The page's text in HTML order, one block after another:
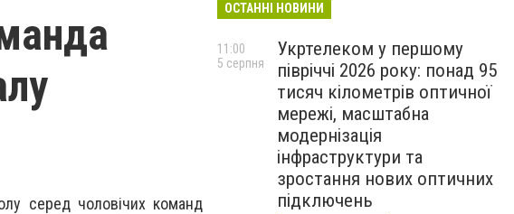
серед чоловічих команд
ОСТАННІ НОВИНИ
Укртелеком у першому
півріччі 2026 року: понад 95
тисяч кілометрів оптичної
мережі, масштабна
модернізація
інфраструктури та
зростання нових оптичних
підключень
11:00
5 серпня